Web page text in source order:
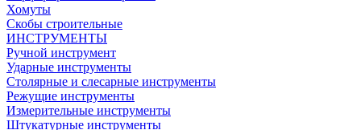
Хомуты
Скобы строительные
ИНСТРУМЕНТЫ
Ручной инструмент
Ударные инструменты
Столярные и слесарные инструменты
Режущие инструменты
Измерительные инструменты
Штукатурные инструменты